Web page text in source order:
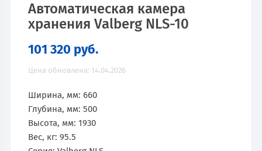
Автоматическая камера
хранения Valberg NLS-10
101 320 руб.
Цена обновлена: 14.04.2026
Ширина, мм: 660
Глубина, мм: 500
Высота, мм: 1930
Вес, кг: 95.5